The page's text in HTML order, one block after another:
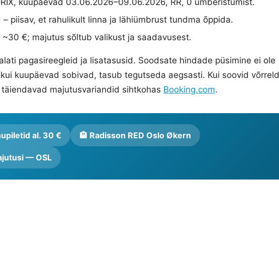
– piisav, et rahulikult linna ja lähiümbrust tundma õppida.
~30 €; majutus sõltub valikust ja saadavusest.
pagasireegleid ja lisatasusid. Soodsate hindade püsimine ei ole
kuupäevad sobivad, tasub tegutseda aegsasti. Kui soovid
majutusvariandid sihtkohas Booking.com.
al. 30 € 🏨 Radisson RED Oslo Økern
— OSL